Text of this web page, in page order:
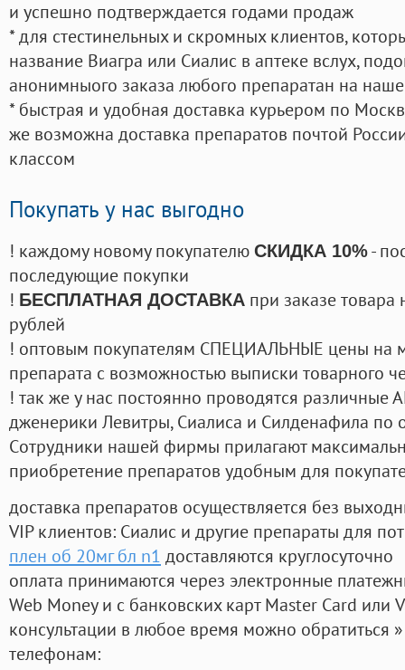
и успешно подтверждается годами продаж
* для стестинельных и скромных клиентов,
название Виагра или Сиалис в аптеке вслух,
анонимныого заказа любого препаратан на
* быстрая и удобная доставка курьером по
же возможна доставка препаратов почтой
классом
Покупать у нас выгодно
! каждому новому покупателю СКИДКА 10%-
последующие покупки
! БЕСПЛАТНАЯ ДОСТАВКА при заказе
рублей
! оптовым покупателям СПЕЦИАЛЬНЫЕ цены на
препарата с возможностью выписки товарного
! так же у нас постоянно проводятся
дженерики Левитры, Сиалиса и Силденафила по
Cотрудники нашей фирмы прилагают
приобретение препаратов удобным для
доставка препаратов осуществляется без
VIP клиентов: Сиалис и другие препараты для
плен об 20мг бл n1 доставляются круглосуточно
оплата принимаются через электронные
Web Money и с банковских карт Master Card или
консультации в любое время можно обратиться
телефонам: